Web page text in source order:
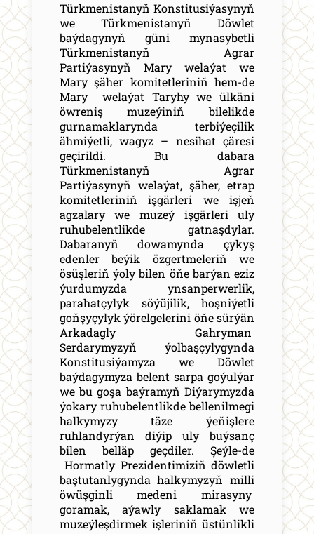
Türkmenistanyň Konstitusiýasynyň
we Türkmenistanyň Döwlet
baýdagynyň güni mynasybetli
Türkmenistanyň Agrar
Partiýasynyň Mary welaýat we
Mary şäher komitetleriniň hem-de
Mary welaýat Taryhy we ülkäni
öwreniş muzeýiniň bilelikde
gurnamaklarynda terbiýeçilik
ähmiýetli, wagyz – nesihat çäresi
geçirildi. Bu dabara
Türkmenistanyň Agrar
Partiýasynyň welaýat, şäher, etrap
komitetleriniň işgärleri we işjeň
agzalary we muzeý işgärleri uly
ruhubelentlikde gatnaşdylar.
Dabaranyň dowamynda çykyş
edenler beýik özgertmeleriň we
ösüşleriň ýoly bilen öňe barýan eziz
ýurdumyzda ynsanperwerlik,
parahatçylyk söýüjilik, hoşniýetli
goňşyçylyk ýörelgelerini öňe sürýän
Arkadagly Gahryman
Serdarymyzyň ýolbaşçylygynda
Konstitusiýamyza we Döwlet
baýdagymyza belent sarpa goýulýar
we bu goşa baýramyň Diýarymyzda
ýokary ruhubelentlikde bellenilmegi
halkymyzy täze ýeňişlere
ruhlandyrýan diýip uly buýsanç
bilen belläp geçdiler. Şeýle-de
Hormatly Prezidentimiziň döwletli
baştutanlygynda halkymyzyň milli
öwüşginli medeni mirasyny
goramak, aýawly saklamak we
muzeýleşdirmek işleriniň üstünlikli